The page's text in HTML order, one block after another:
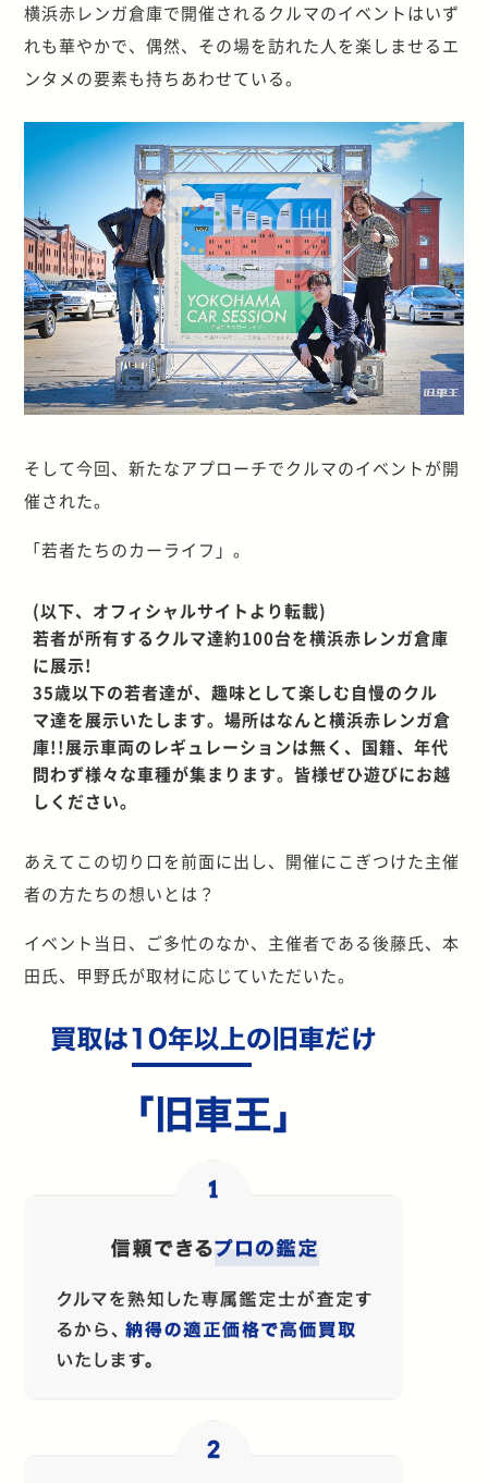
横浜赤レンガ倉庫で開催されるクルマのイベントはいず
れも華やかで、偶然、その場を訪れた人を楽しませるエ
ンタメの要素も持ちあわせている。
そして今回、新たなアプローチでクルマのイベントが開
催された。
「若者たちのカーライフ」。
(以下、オフィシャルサイトより転載)
若者が所有するクルマ達約100台を横浜赤レンガ倉庫
に展示!
35歳以下の若者達が、趣味として楽しむ自慢のクル
マ達を展示いたします。場所はなんと横浜赤レンガ倉
庫!!展示車両のレギュレーションは無く、国籍、年代
問わず様々な車種が集まります。皆様ぜひ遊びにお越
しください。
あえてこの切り口を前面に出し、開催にこぎつけた主催
者の方たちの想いとは？
イベント当日、ご多忙のなか、主催者である後藤氏、本
田氏、甲野氏が取材に応じていただいた。